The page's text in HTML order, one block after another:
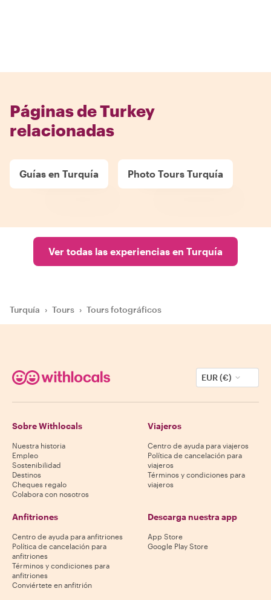
Páginas de Turkey
relacionadas
Guías en Turquía Photo Tours Turquía
Ver todas las experiencias en Turquía
Turquía › Tours › Tours fotográficos
EUR (€)
Sobre Withlocals
Nuestra historia
Empleo
Sostenibilidad
Destinos
Cheques regalo
Colabora con nosotros
Viajeros
Centro de ayuda para viajeros
Política de cancelación para
viajeros
Términos y condiciones para
viajeros
Anfitriones
Centro de ayuda para anfitriones
Política de cancelación para
anfitriones
Términos y condiciones para
anfitriones
Conviértete en anfitrión
Descarga nuestra app
App Store
Google Play Store